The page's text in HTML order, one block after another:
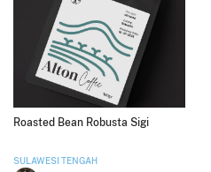
Roasted Bean Robusta Sigi
SULAWESI TENGAH